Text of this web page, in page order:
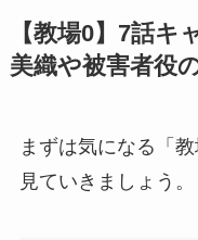
【教場0】7話キ
美織や被害者役
まずは気になる「
見ていきましょう。